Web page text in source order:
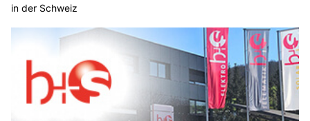
in der Schweiz